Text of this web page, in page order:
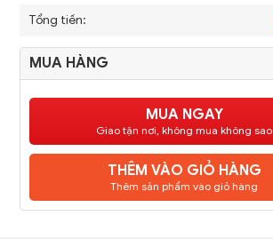
Tổng tiền:
MUA HÀNG
MUA NGAY
Giao tận nơi, không mua không sao
THÊM VÀO GIỎ HÀNG
Thêm sản phẩm vào giỏ hàng